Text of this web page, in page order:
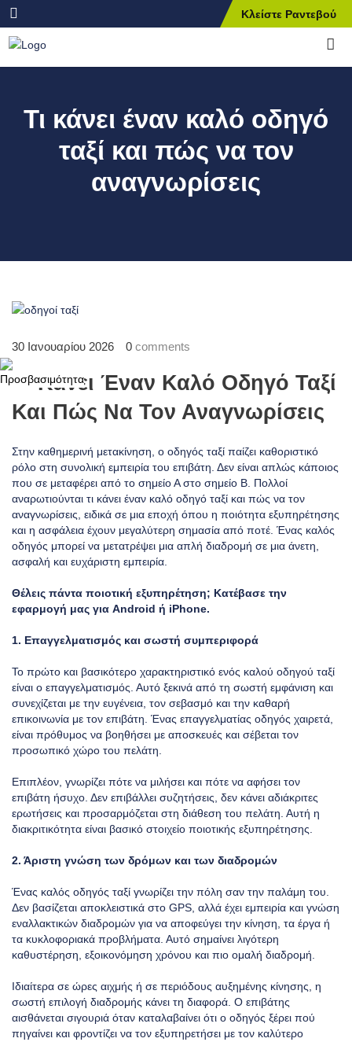
Κλείστε Ραντεβού
Τι κάνει έναν καλό οδηγό
ταξί και πώς να τον
αναγνωρίσεις
30 Ιανουαρίου 2026 0 comments
Τι Κάνει Έναν Καλό Οδηγό Ταξί
Και Πώς Να Τον Αναγνωρίσεις
Στην καθημερινή μετακίνηση, ο οδηγός ταξί παίζει καθοριστικό
ρόλο στη συνολική εμπειρία του επιβάτη. Δεν είναι απλώς κάποιος
που σε μεταφέρει από το σημείο Α στο σημείο Β. Πολλοί
αναρωτιούνται τι κάνει έναν καλό οδηγό ταξί και πώς να τον
αναγνωρίσεις, ειδικά σε μια εποχή όπου η ποιότητα εξυπηρέτησης
και η ασφάλεια έχουν μεγαλύτερη σημασία από ποτέ. Ένας καλός
οδηγός μπορεί να μετατρέψει μια απλή διαδρομή σε μια άνετη,
ασφαλή και ευχάριστη εμπειρία.
Θέλεις πάντα ποιοτική εξυπηρέτηση; Κατέβασε την
εφαρμογή μας για Android ή iPhone.
1. Επαγγελματισμός και σωστή συμπεριφορά
Το πρώτο και βασικότερο χαρακτηριστικό ενός καλού οδηγού ταξί
είναι ο επαγγελματισμός. Αυτό ξεκινά από τη σωστή εμφάνιση και
συνεχίζεται με την ευγένεια, τον σεβασμό και την καθαρή
επικοινωνία με τον επιβάτη. Ένας επαγγελματίας οδηγός χαιρετά,
είναι πρόθυμος να βοηθήσει με αποσκευές και σέβεται τον
προσωπικό χώρο του πελάτη.
Επιπλέον, γνωρίζει πότε να μιλήσει και πότε να αφήσει τον
επιβάτη ήσυχο. Δεν επιβάλλει συζητήσεις, δεν κάνει αδιάκριτες
ερωτήσεις και προσαρμόζεται στη διάθεση του πελάτη. Αυτή η
διακριτικότητα είναι βασικό στοιχείο ποιοτικής εξυπηρέτησης.
2. Άριστη γνώση των δρόμων και των διαδρομών
Ένας καλός οδηγός ταξί γνωρίζει την πόλη σαν την παλάμη του.
Δεν βασίζεται αποκλειστικά στο GPS, αλλά έχει εμπειρία και γνώση
εναλλακτικών διαδρομών για να αποφεύγει την κίνηση, τα έργα ή
τα κυκλοφοριακά προβλήματα. Αυτό σημαίνει λιγότερη
καθυστέρηση, εξοικονόμηση χρόνου και πιο ομαλή διαδρομή.
Ιδιαίτερα σε ώρες αιχμής ή σε περιόδους αυξημένης κίνησης, η
σωστή επιλογή διαδρομής κάνει τη διαφορά. Ο επιβάτης
αισθάνεται σιγουριά όταν καταλαβαίνει ότι ο οδηγός ξέρει πού
πηγαίνει και φροντίζει να τον εξυπηρετήσει με τον καλύτερο